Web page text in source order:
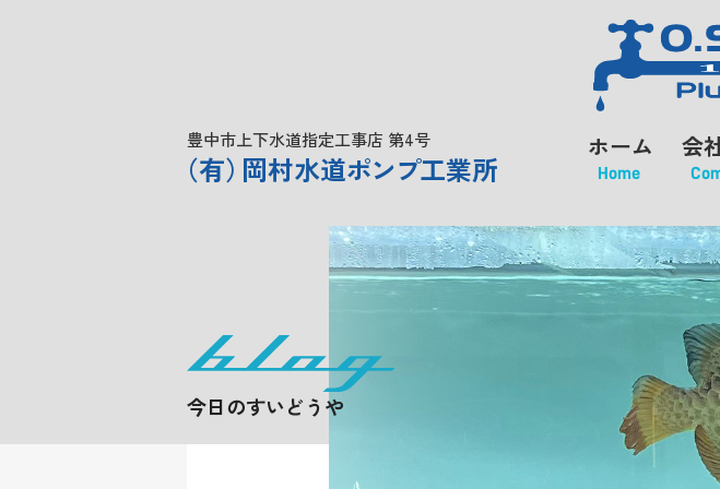
豊中市上下水道指定工事店 第4号
（有） 岡村水道ポンプ工業所
ホーム
Home
会
今日のすいどうや